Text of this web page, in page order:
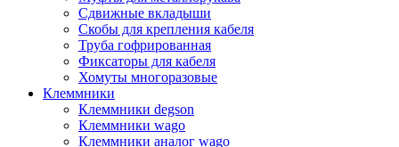
Сдвижные вкладыши
Скобы для крепления кабеля
Труба гофрированная
Фиксаторы для кабеля
Хомуты многоразовые
Клеммники
Клеммники degson
Клеммники wago
Клеммники аналог wago